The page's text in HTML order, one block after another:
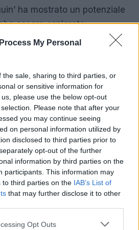
My Personal
the sale, sharing to third parties, or
or sensitive information for
please use the below opt-out
Please note that after your
you may continue seeing
on personal information utilized by
disclosed to third parties prior to
opt-out of the further
information by third parties on the
participants. This information may
to third parties on the IAB’s List of
that may further disclose it to other
app uses one or more Google
Opt Outs
ha mostrato un potenziale
essere esplorato
Mentre HBO si concentra
Batman – Part II’, è chiaro
personaggio. La chiave
tra le aspettative del
creative che guideranno il
attentamente le
e i dati di performance sarà
qualsiasi strategia
di vedere nella prossima